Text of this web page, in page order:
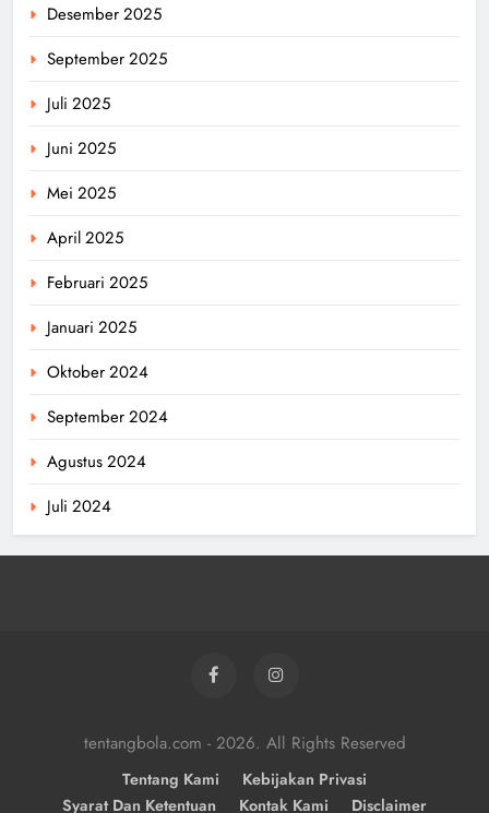
Desember 2025
September 2025
Juli 2025
Juni 2025
Mei 2025
April 2025
Februari 2025
Januari 2025
Oktober 2024
September 2024
Agustus 2024
Juli 2024
tentangbola.com - 2026. All Rights Reserved
Tentang Kami
Kebijakan Privasi
Syarat Dan Ketentuan
Kontak Kami Disclaimer